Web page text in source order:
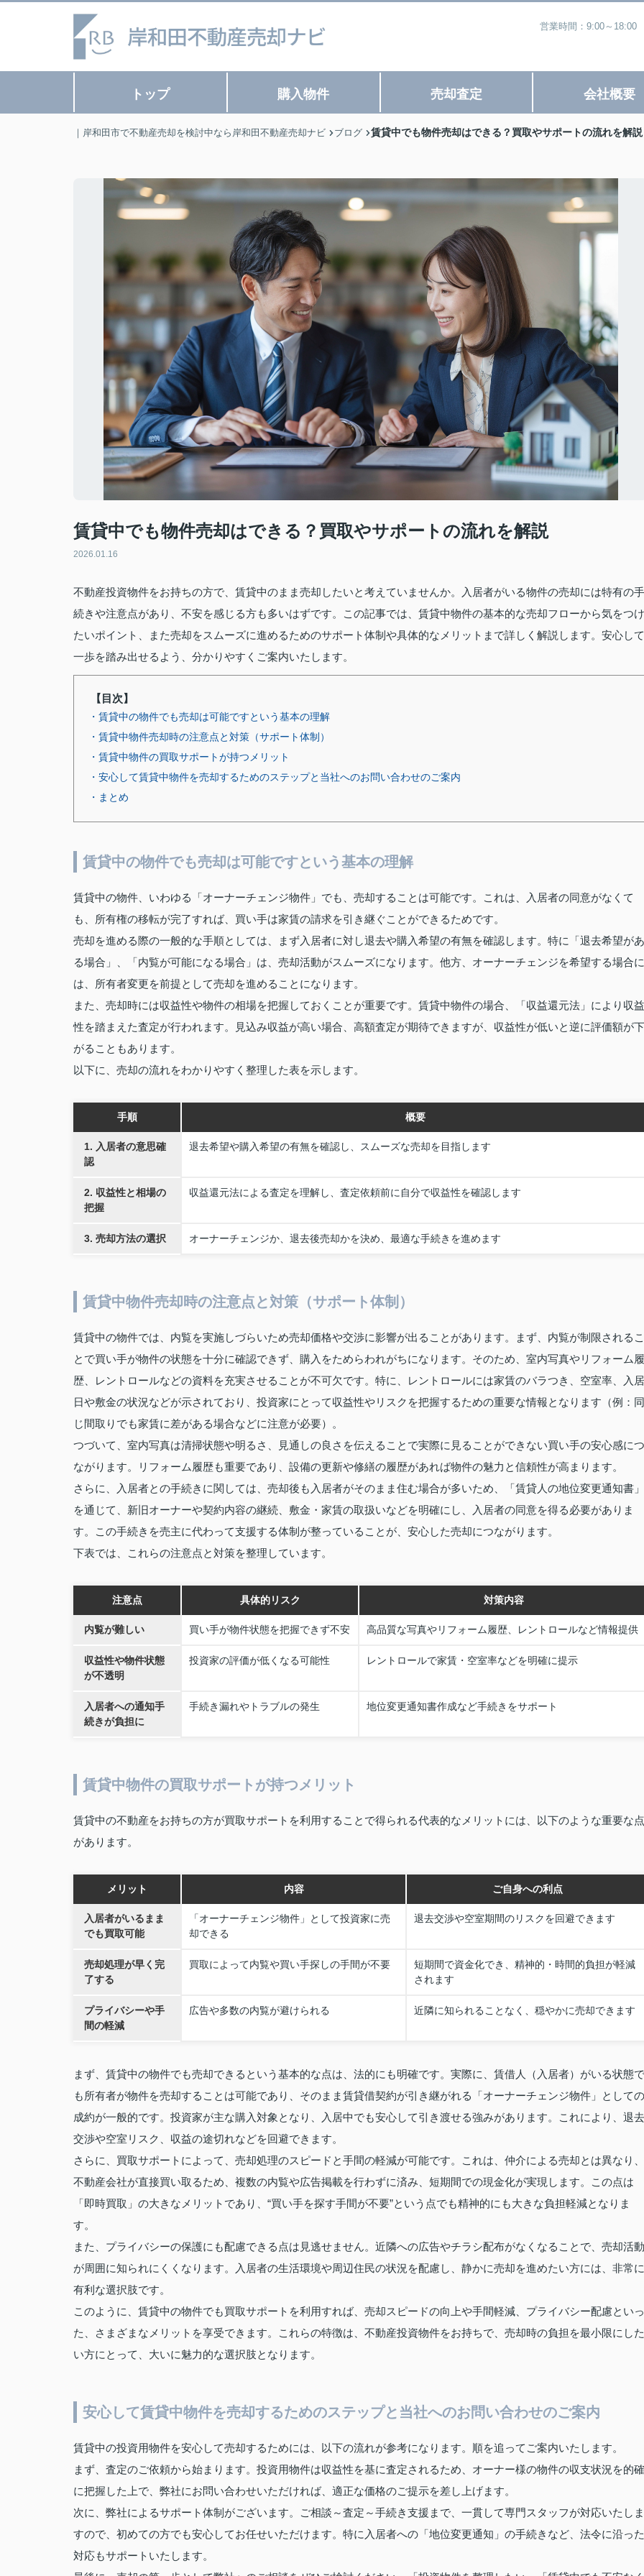
営業時間：9:00～18:00
トップ 購入物件 売却査定 会社概要
｜岸和田市で不動産売却を検討中なら岸和田不動産売却ナビ ブログ 賃貸中でも物件売却はできる？買取やサポートの流れを解説
賃貸中でも物件売却はできる？買取やサポートの流れを解説
2026.01.16
不動産投資物件をお持ちの方で、賃貸中のまま売却したいと考えていませんか。入居者がいる物件の売却には特有の手
続きや注意点があり、不安を感じる方も多いはずです。この記事では、賃貸中物件の基本的な売却フローから気をつけ
たいポイント、また売却をスムーズに進めるためのサポート体制や具体的なメリットまで詳しく解説します。安心して
一歩を踏み出せるよう、分かりやすくご案内いたします。
【目次】
・賃貸中の物件でも売却は可能ですという基本の理解
・賃貸中物件売却時の注意点と対策（サポート体制）
・賃貸中物件の買取サポートが持つメリット
・安心して賃貸中物件を売却するためのステップと当社へのお問い合わせのご案内
・まとめ
賃貸中の物件でも売却は可能ですという基本の理解
賃貸中の物件、いわゆる「オーナーチェンジ物件」でも、売却することは可能です。これは、入居者の同意がなくて
も、所有権の移転が完了すれば、買い手は家賃の請求を引き継ぐことができるためです。
売却を進める際の一般的な手順としては、まず入居者に対し退去や購入希望の有無を確認します。特に「退去希望があ
る場合」、「内覧が可能になる場合」は、売却活動がスムーズになります。他方、オーナーチェンジを希望する場合に
は、所有者変更を前提として売却を進めることになります。
また、売却時には収益性や物件の相場を把握しておくことが重要です。賃貸中物件の場合、「収益還元法」により収益
性を踏まえた査定が行われます。見込み収益が高い場合、高額査定が期待できますが、収益性が低いと逆に評価額が下
がることもあります。
以下に、売却の流れをわかりやすく整理した表を示します。
手順 概要
1. 入居者の意思確
認
退去希望や購入希望の有無を確認し、スムーズな売却を目指します
2. 収益性と相場の
把握
収益還元法による査定を理解し、査定依頼前に自分で収益性を確認します
3. 売却方法の選択 オーナーチェンジか、退去後売却かを決め、最適な手続きを進めます
賃貸中物件売却時の注意点と対策（サポート体制）
賃貸中の物件では、内覧を実施しづらいため売却価格や交渉に影響が出ることがあります。まず、内覧が制限されるこ
とで買い手が物件の状態を十分に確認できず、購入をためらわれがちになります。そのため、室内写真やリフォーム履
歴、レントロールなどの資料を充実させることが不可欠です。特に、レントロールには家賃のバラつき、空室率、入居
日や敷金の状況などが示されており、投資家にとって収益性やリスクを把握するための重要な情報となります（例：同
じ間取りでも家賃に差がある場合などに注意が必要）。
つづいて、室内写真は清掃状態や明るさ、見通しの良さを伝えることで実際に見ることができない買い手の安心感につ
ながります。リフォーム履歴も重要であり、設備の更新や修繕の履歴があれば物件の魅力と信頼性が高まります。
さらに、入居者との手続きに関しては、売却後も入居者がそのまま住む場合が多いため、「賃貸人の地位変更通知書」
を通じて、新旧オーナーや契約内容の継続、敷金・家賃の取扱いなどを明確にし、入居者の同意を得る必要がありま
す。この手続きを売主に代わって支援する体制が整っていることが、安心した売却につながります。
下表では、これらの注意点と対策を整理しています。
注意点 具体的リスク 対策内容
内覧が難しい 買い手が物件状態を把握できず不安 高品質な写真やリフォーム履歴、レントロールなど情報提供
収益性や物件状態
が不透明
投資家の評価が低くなる可能性 レントロールで家賃・空室率などを明確に提示
入居者への通知手
続きが負担に
手続き漏れやトラブルの発生 地位変更通知書作成など手続きをサポート
賃貸中物件の買取サポートが持つメリット
賃貸中の不動産をお持ちの方が買取サポートを利用することで得られる代表的なメリットには、以下のような重要な点
があります。
メリット 内容 ご自身への利点
入居者がいるまま
でも買取可能
「オーナーチェンジ物件」として投資家に売
却できる
退去交渉や空室期間のリスクを回避できます
売却処理が早く完
了する
買取によって内覧や買い手探しの手間が不要
短期間で資金化でき、精神的・時間的負担が軽減
されます
プライバシーや手
間の軽減
広告や多数の内覧が避けられる 近隣に知られることなく、穏やかに売却できます
まず、賃貸中の物件でも売却できるという基本的な点は、法的にも明確です。実際に、賃借人（入居者）がいる状態で
も所有者が物件を売却することは可能であり、そのまま賃貸借契約が引き継がれる「オーナーチェンジ物件」としての
成約が一般的です。投資家が主な購入対象となり、入居中でも安心して引き渡せる強みがあります。これにより、退去
交渉や空室リスク、収益の途切れなどを回避できます。
さらに、買取サポートによって、売却処理のスピードと手間の軽減が可能です。これは、仲介による売却とは異なり、
不動産会社が直接買い取るため、複数の内覧や広告掲載を行わずに済み、短期間での現金化が実現します。この点は
「即時買取」の大きなメリットであり、“買い手を探す手間が不要”という点でも精神的にも大きな負担軽減となりま
す。
また、プライバシーの保護にも配慮できる点は見逃せません。近隣への広告やチラシ配布がなくなることで、売却活動
が周囲に知られにくくなります。入居者の生活環境や周辺住民の状況を配慮し、静かに売却を進めたい方には、非常に
有利な選択肢です。
このように、賃貸中の物件でも買取サポートを利用すれば、売却スピードの向上や手間軽減、プライバシー配慮といっ
た、さまざまなメリットを享受できます。これらの特徴は、不動産投資物件をお持ちで、売却時の負担を最小限にした
い方にとって、大いに魅力的な選択肢となります。
安心して賃貸中物件を売却するためのステップと当社へのお問い合わせのご案内
賃貸中の投資用物件を安心して売却するためには、以下の流れが参考になります。順を追ってご案内いたします。
まず、査定のご依頼から始まります。投資用物件は収益性を基に査定されるため、オーナー様の物件の収支状況を的確
に把握した上で、弊社にお問い合わせいただければ、適正な価格のご提示を差し上げます。
次に、弊社によるサポート体制がございます。ご相談～査定～手続き支援まで、一貫して専門スタッフが対応いたしま
すので、初めての方でも安心してお任せいただけます。特に入居者への「地位変更通知」の手続きなど、法令に沿った
対応もサポートいたします。